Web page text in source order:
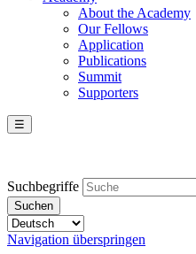
About the Academy
Our Fellows
Application
Publications
Summit
Supporters
☰
Suchbegriffe
Suchen
Navigation überspringen